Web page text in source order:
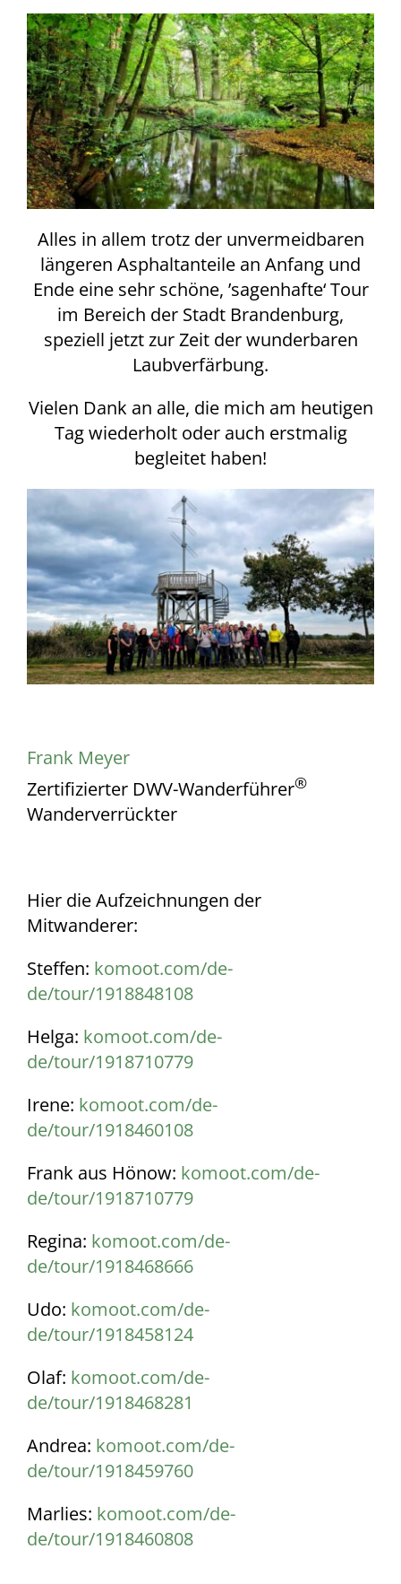
Alles in allem trotz der unvermeidbaren
längeren Asphaltanteile an Anfang und
Ende eine sehr schöne, ’sagenhafte‘ Tour
im Bereich der Stadt Brandenburg,
speziell jetzt zur Zeit der wunderbaren
Laubverfärbung.
Vielen Dank an alle, die mich am heutigen
Tag wiederholt oder auch erstmalig
begleitet haben!
Frank Meyer
Zertifizierter DWV-Wanderführer®
Wanderverrückter
Hier die Aufzeichnungen der
Mitwanderer:
Steffen: komoot.com/de-
de/tour/1918848108
Helga: komoot.com/de-
de/tour/1918710779
Irene: komoot.com/de-
de/tour/1918460108
Frank aus Hönow: komoot.com/de-
de/tour/1918710779
Regina: komoot.com/de-
de/tour/1918468666
Udo: komoot.com/de-
de/tour/1918458124
Olaf: komoot.com/de-
de/tour/1918468281
Andrea: komoot.com/de-
de/tour/1918459760
Marlies: komoot.com/de-
de/tour/1918460808